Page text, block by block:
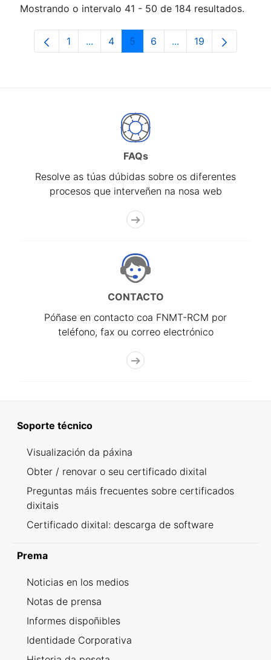
Mostrando o intervalo 41 - 50 de 184 resultados.
Páxina
1 ...Páxinas intermedias Use pestaña para
Páxina
4 Páxina
5 Páxina
6 ...Páxinas intermedias
Páxina
19
FAQs
Resolve as túas dúbidas sobre os diferentes
procesos que interveñen na nosa web
CONTACTO
Póñase en contacto coa FNMT-RCM por
teléfono, fax ou correo electrónico
Soporte técnico
Visualización da páxina
Obter / renovar o seu certificado dixital
Preguntas máis frecuentes sobre certificados
dixitais
Certificado dixital: descarga de software
Prema
Noticias en los medios
Notas de prensa
Informes dispoñibles
Identidade Corporativa